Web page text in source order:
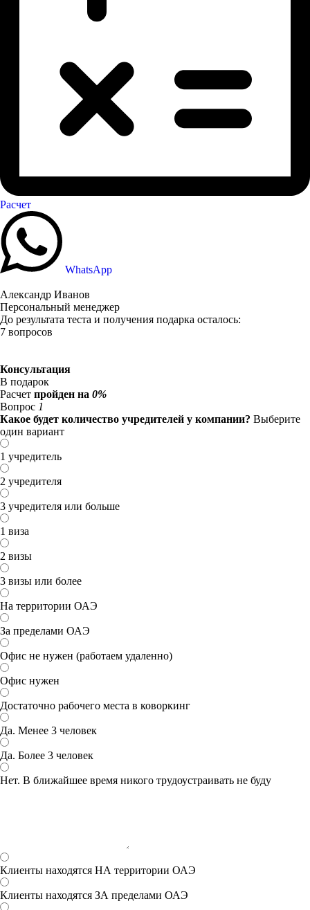
Расчет
WhatsApp
Александр Иванов
Персональный менеджер
До результата теста и получения подарка осталось:
7 вопросов
Консультация
В подарок
Расчет пройден на 0%
Вопрос 1
Какое будет количество учредителей у компании? Выберите
один вариант
1 учредитель
2 учредителя
3 учредителя или больше
1 виза
2 визы
3 визы или более
На территории ОАЭ
За пределами ОАЭ
Офис не нужен (работаем удаленно)
Офис нужен
Достаточно рабочего места в коворкинг
Да. Менее 3 человек
Да. Более 3 человек
Нет. В ближайшее время никого трудоустраивать не буду
Клиенты находятся НА территории ОАЭ
Клиенты находятся ЗА пределами ОАЭ